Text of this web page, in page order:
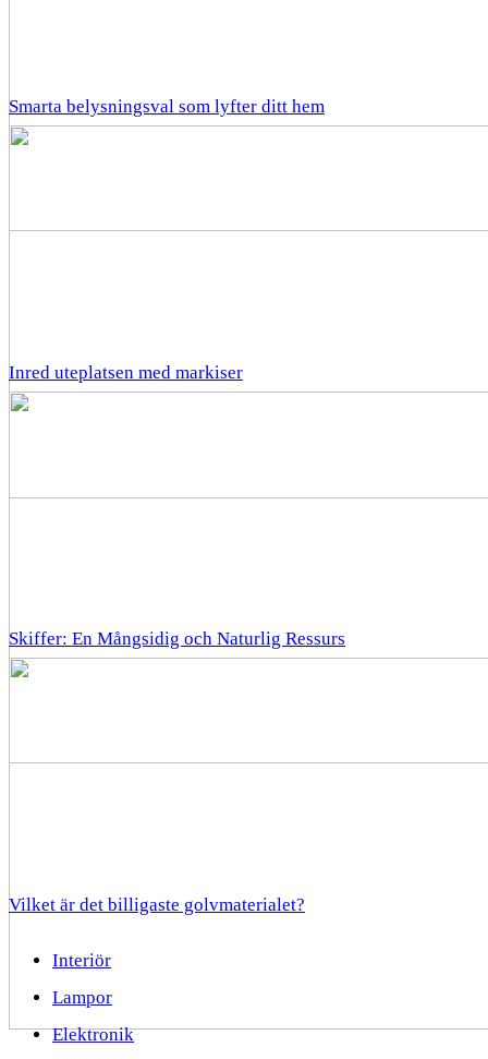
Smarta belysningsval som lyfter ditt hem
Inred uteplatsen med markiser
Skiffer: En Mångsidig och Naturlig Ressurs
Vilket är det billigaste golvmaterialet?
Interiör
Lampor
Elektronik